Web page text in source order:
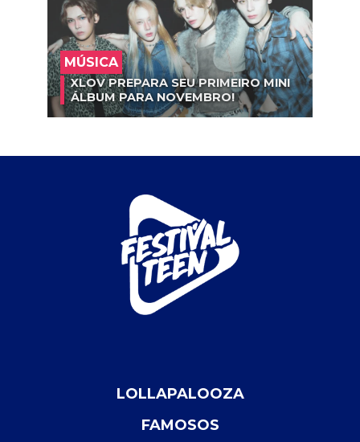
MÚSICA
XLOV PREPARA SEU PRIMEIRO MINI
ÁLBUM PARA NOVEMBRO!
LOLLAPALOOZA
FAMOSOS